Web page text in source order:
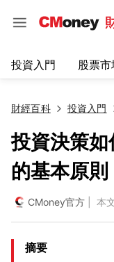
投資入門 股票市
財經百科 投資入門
投資決策
的基本原則
CMoney官方 | 本
摘要